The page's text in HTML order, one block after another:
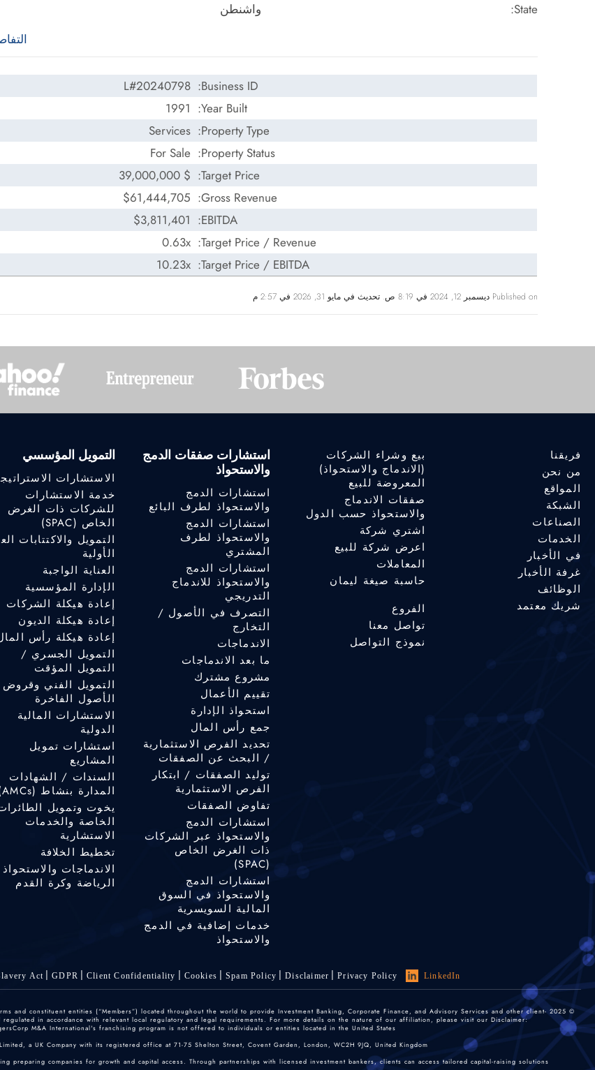
State:
واشنطن
Business ID:
L#20240798
Year Built:
1991
Property Type:
Services
Property Status:
For Sale
Target Price:
$ 39,000,000
Gross Revenue:
$61,444,705
EBITDA:
$3,811,401
Target Price / Revenue:
0.63x
Target Price / EBITDA:
10.23x
Published on ديسمبر 12, 2024 في 8:19 ص. تحديث في مايو 31, 2026 في 2:57 م
فريقنا
من نحن
المواقع
الشبكة
الصناعات
الخدمات
في الأخبار
غرفة الأخبار
الوظائف
شريك معتمد
بيع وشراء الشركات
(الاندماج والاستحواذ)
المعروضة للبيع
صفقات الاندماج
والاستحواذ حسب الدول
اشتري شركة
اعرض شركة للبيع
المعاملات
حاسبة صيغة ليمان
الفروع
تواصل معنا
نموذج التواصل
استشارات صفقات الدمج
والاستحواذ
استشارات الدمج
والاستحواذ لطرف البائع
استشارات الدمج
والاستحواذ لطرف
المشتري
استشارات الدمج
والاستحواذ للاندماج
التدريجي
التصرف في الأصول /
التخارج
الاندماجات
ما بعد الاندماجات
مشروع مشترك
تقييم الأعمال
استحواذ الإدارة
جمع رأس المال
تحديد الفرص الاستثمارية
/ البحث عن الصفقات
توليد الصفقات / ابتكار
الفرص الاستثمارية
تفاوض الصفقات
استشارات الدمج
والاستحواذ عبر الشركات
ذات الغرض الخاص
(SPAC)
استشارات الدمج
والاستحواذ في السوق
المالية السويسرية
خدمات إضافية في الدمج
والاستحواذ
التمويل المؤسسي
الاستشارات
خدمة الاستشارات
للشركات ذات الغرض
الخاص (SPAC)
التمويل والاكتتابات
الأولية
العناية الواجبة
الإدارة المؤسسية
إعادة هيكلة الشركات
إعادة هيكلة الديون
إعادة هيكلة رأس
التمويل الجسري /
التمويل المؤقت
التمويل الفني وقروض
الأصول الفاخرة
الاستشارات المالية
الدولية
استشارات تمويل
المشاريع
السندات / الشهادات
المدارة بنشاط (AMCs)
يخوت وتمويل
الخاصة والخدمات
الاستشارية
تخطيط الخلافة
الاندماجات
الرياضة وكرة القدم
LinkedIn
Privacy Policy
Disclaimer
Spam Policy
Cookies
Client Confidentiality
GDPR
Act
and constituent entities (“Members”) located throughout the world to provide Investment Banking, Corporate Finance, and Advisory Services and other client-
in accordance with relevant local regulatory and legal requirements. For more details on the nature of our affiliation, please visit our Disclaimer:
M&A International's franchising program is not offered to individuals or entities located in the United States.
a UK Company with its registered office at 71-75 Shelton Street, Covent Garden, London, WC2H 9JQ, United Kingdom.
preparing companies for growth and capital access. Through partnerships with licensed investment bankers, clients can access tailored capital-raising solutions.